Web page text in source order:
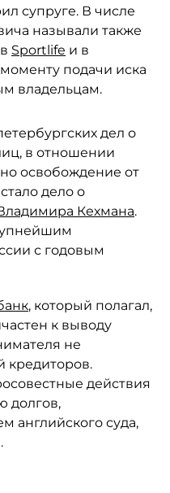
супруге. В числе
называли также
Sportlife и в
подачи иска
владельцам.
дел о
в отношении
освобождение от
дело о
Кехмана.
с годовым
, который полагал,
к выводу
не
кредиторов.
действия
долгов,
английского суда,